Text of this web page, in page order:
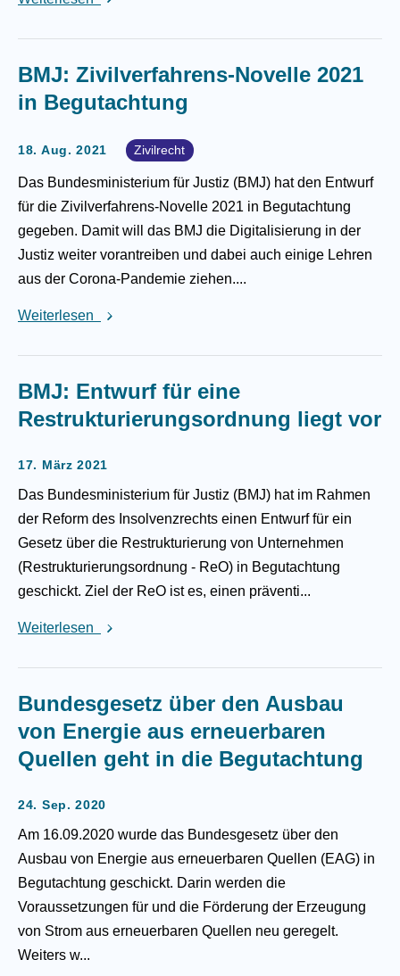
BMJ: Zivilverfahrens-Novelle 2021
in Begutachtung
18. Aug. 2021 Zivilrecht
Das Bundesministerium für Justiz (BMJ) hat den Entwurf
für die Zivilverfahrens-Novelle 2021 in Begutachtung
gegeben. Damit will das BMJ die Digitalisierung in der
Justiz weiter vorantreiben und dabei auch einige Lehren
aus der Corona-Pandemie ziehen....
Weiterlesen
BMJ: Entwurf für eine
Restrukturierungsordnung liegt vor
17. März 2021
Das Bundesministerium für Justiz (BMJ) hat im Rahmen
der Reform des Insolvenzrechts einen Entwurf für ein
Gesetz über die Restrukturierung von Unternehmen
(Restrukturierungsordnung - ReO) in Begutachtung
geschickt. Ziel der ReO ist es, einen präventi...
Weiterlesen
Bundesgesetz über den Ausbau
von Energie aus erneuerbaren
Quellen geht in die Begutachtung
24. Sep. 2020
Am 16.09.2020 wurde das Bundesgesetz über den
Ausbau von Energie aus erneuerbaren Quellen (EAG) in
Begutachtung geschickt. Darin werden die
Voraussetzungen für und die Förderung der Erzeugung
von Strom aus erneuerbaren Quellen neu geregelt.
Weiters w...